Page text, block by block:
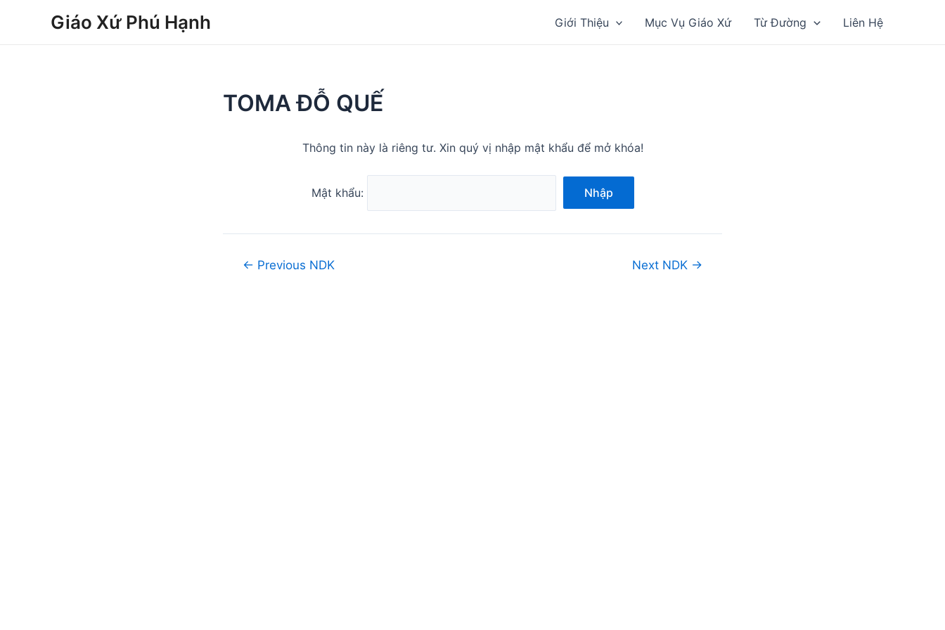
Giáo Xứ Phú Hạnh Giới Thiệu Mục Vụ Giáo Xứ Từ Đường Liên Hệ
TOMA ĐỖ QUẾ
Thông tin này là riêng tư. Xin quý vị nhập mật khẩu để mở khóa!
Mật khẩu: Nhập
← Previous NDK Next NDK →